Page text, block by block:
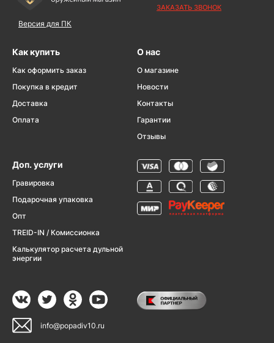
Версия для ПК
ЗАКАЗАТЬ ЗВОНОК
Как купить
Как оформить заказ
Покупка в кредит
Доставка
Оплата
О нас
О магазине
Новости
Контакты
Гарантии
Отзывы
Доп. услуги
Гравировка
Подарочная упаковка
Опт
TREID-IN / Комиссионка
Калькулятор расчета дульной
энергии
info@popadiv10.ru